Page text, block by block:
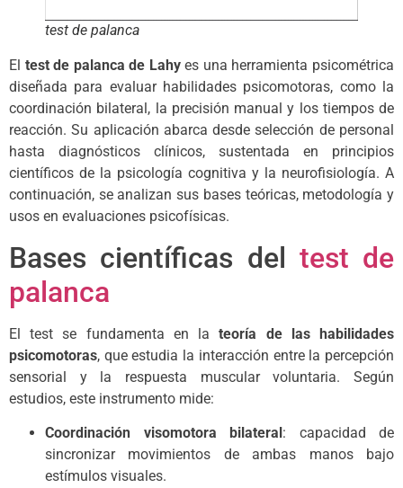
test de palanca
El test de palanca de Lahyes una herramienta psicométrica
diseñada para evaluar habilidades psicomotoras, como la
coordinación bilateral, la precisión manual y los tiempos de
reacción. Su aplicación abarca desde selección de personal
hasta diagnósticos clínicos, sustentada en principios
científicos de la psicología cognitiva y la neurofisiología. A
continuación, se analizan sus bases teóricas, metodología y
usos en evaluaciones psicofísicas.
Bases científicas del test de
palanca
El test se fundamenta en lateoría de las habilidades
psicomotoras, que estudia la interacción entre la percepción
sensorial y la respuesta muscular voluntaria. Según
estudios, este instrumento mide:
Coordinación visomotora bilateral: capacidad de
sincronizar movimientos de ambas manos bajo
estímulos visuales.